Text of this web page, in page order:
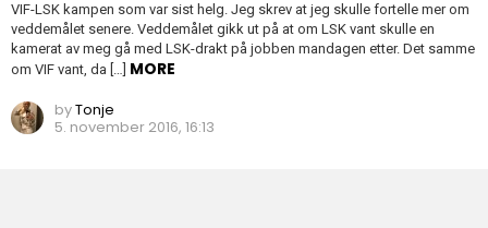
VIF-LSK kampen som var sist helg. Jeg skrev at jeg skulle fortelle mer om
veddemålet senere. Veddemålet gikk ut på at om LSK vant skulle en
kamerat av meg gå med LSK-drakt på jobben mandagen etter. Det samme
om VIF vant, da […] MORE
byTonje
5. november 2016, 16:13